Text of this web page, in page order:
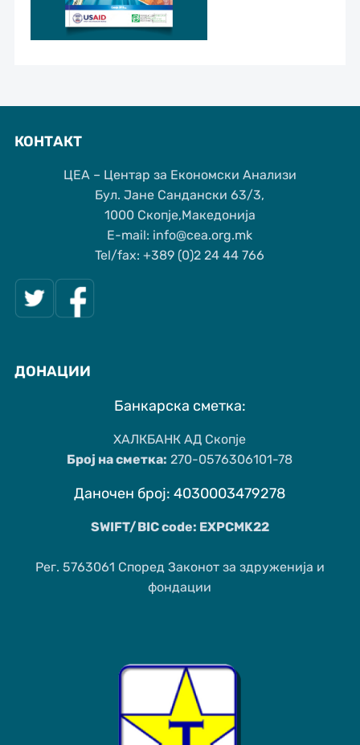
КОНТАКТ
ЦЕА – Центар за Економски Анализи
Бул. Јане Сандански 63/3,
1000 Скопје,Македонија
Е-mail: info@cea.org.mk
Tel/fax: +389 (0)2 24 44 766
ДОНАЦИИ
Банкарска сметка:
ХАЛКБАНК АД Скопје
Број на сметка: 270-0576306101-78
Даночен број: 4030003479278
SWIFT/BIC code: EXPCMK22
Рег. 5763061 Според Законот за здруженија и
фондации